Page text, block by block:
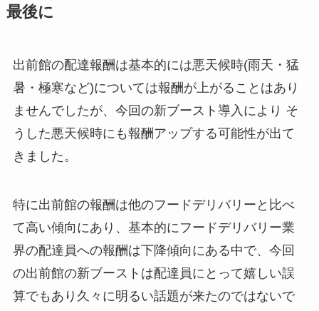
最後に
出前館の配達報酬は基本的には悪天候時(雨天・猛
暑・極寒など)については報酬が上がることはあり
ませんでしたが、今回の新ブースト導入により そ
うした悪天候時にも報酬アップする可能性が出て
きました。
特に出前館の報酬は他のフードデリバリーと比べ
て高い傾向にあり、基本的にフードデリバリー業
界の配達員への報酬は下降傾向にある中で、今回
の出前館の新ブーストは配達員にとって嬉しい誤
算でもあり久々に明るい話題が来たのではないで